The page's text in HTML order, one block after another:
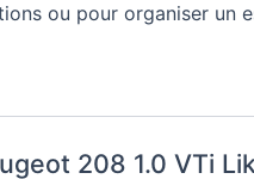
ou pour organiser un
208 1.0 VTi